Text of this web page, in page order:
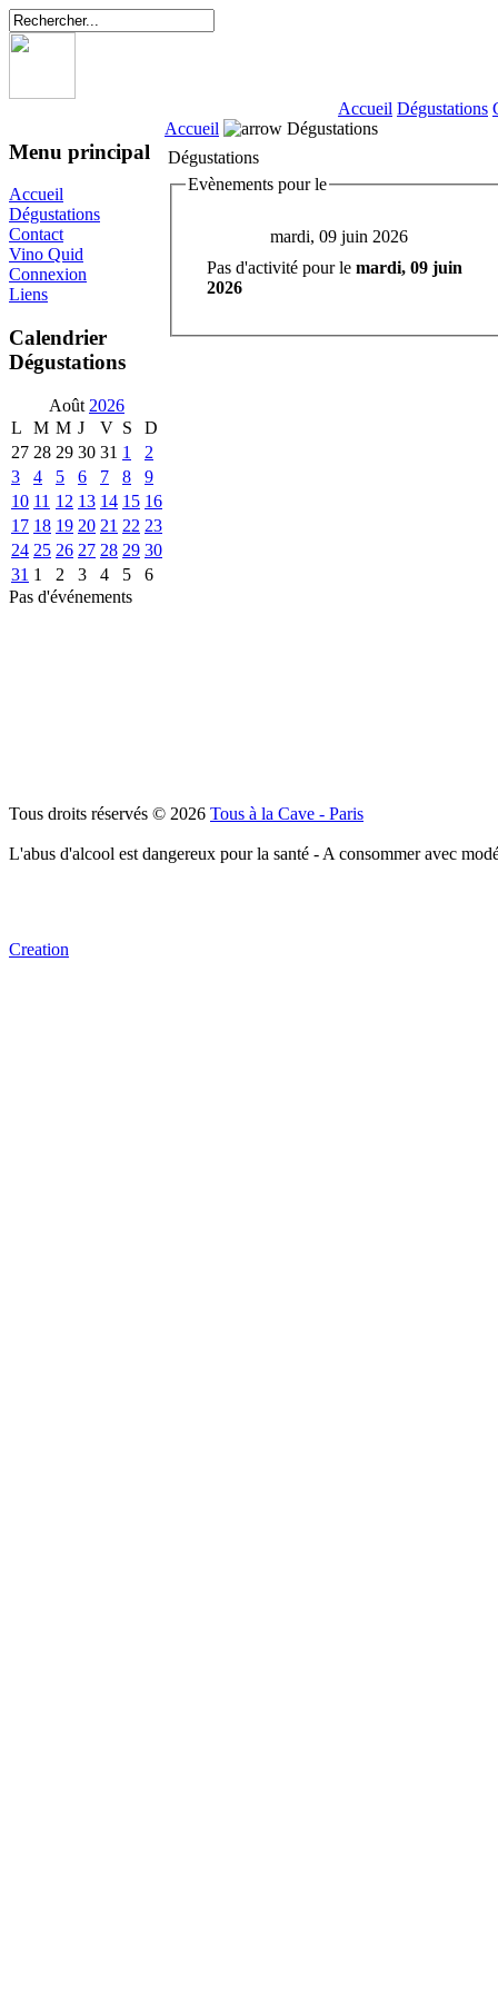
Accueil Dégustations
Menu principal
Accueil
Dégustations
Contact
Vino Quid
Connexion
Liens
Calendrier
Dégustations
Août 2026
L
M M J V S
D
27 28 29 30 31 1
2
3
4 5 6 7 8
9
10 11 12 13 14 15 16
17 18 19 20 21 22 23
24 25 26 27 28 29 30
31 1 2 3 4 5
6
Pas d'événements
Accueil
Dégustations
Dégustations
Evènements pour le
mardi, 09 juin 2026
Pas d'activité pour le mardi, 09 juin
2026
Tous droits réservés © 2026 Tous à la Cave - Paris
L'abus d'alcool est dangereux pour la santé - A consommer avec
Creation